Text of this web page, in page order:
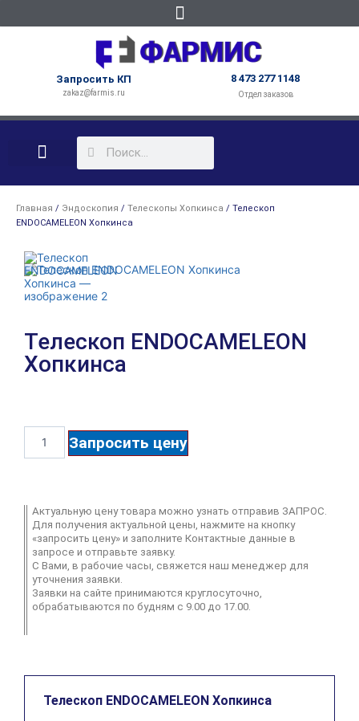
Запросить КП
zakaz@farmis.ru
8 473 277 1148
Отдел заказов
Главная / Эндоскопия / Телескопы Хопкинса / Телескоп
ENDOCAMELEON Хопкинса
Телескоп ENDOCAMELEON
Хопкинса
Запросить цену
Актуальную цену товара можно узнать отправив ЗАПРОС.
Для получения актуальной цены, нажмите на кнопку
«запросить цену» и заполните Контактные данные в
запросе и отправьте заявку.
С Вами, в рабочие часы, свяжется наш менеджер для
уточнения заявки.
Заявки на сайте принимаются круглосуточно,
обрабатываются по будням с 9.00 до 17.00.
Телескоп ENDOCAMELEON Хопкинса